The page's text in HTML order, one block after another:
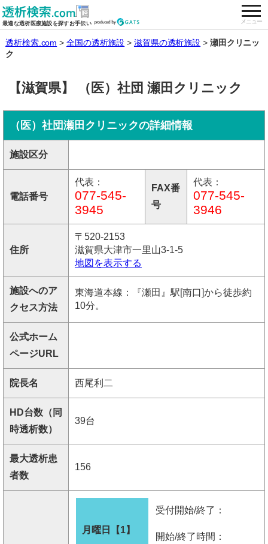
最適な透析医療施設を探すお手伝い メニュー
全国の透析施設を検索する
透析検索.com 全国の透析施設 滋賀県の透析施設
瀬田クリニッ
ク
【滋賀県】 （医）社団 瀬田クリニック
（医）社団瀬田クリニックの詳細情報
施設区分
電話番号
代表：
077-545-
3945
FAX番
号
代表：
077-545-
3946
住所
〒520-2153
滋賀県大津市一里山3-1-5
地図を表示する
施設へのア
クセス方法
東海道本線：『瀬田』駅[南口]から徒歩約
10分。
公式ホーム
ページURL
院長名 西尾利二
HD台数（同
時透析数）
39台
最大透析患
者数
156
月曜日【1】
受付開始/終了：
開始/終了時間：